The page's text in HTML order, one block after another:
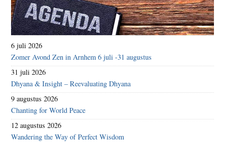
6 juli 2026
Zomer Avond Zen in Arnhem 6 juli -31 augustus
31 juli 2026
Dhyana & Insight – Reevaluating Dhyana
9 augustus 2026
Chanting for World Peace
12 augustus 2026
Wandering the Way of Perfect Wisdom